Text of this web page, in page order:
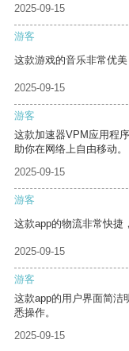
2025-09-15
游客
这款游戏的音乐非常优美
2025-09-15
游客
这款加速器VPM应用程
助你在网络上自由移动。
2025-09-15
游客
这款app的物流非常快捷
2025-09-15
游客
这款app的用户界面简洁
悉操作。
2025-09-15